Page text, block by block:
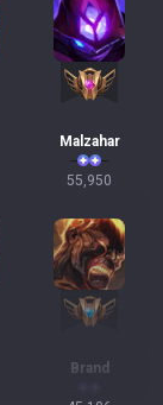
Malzahar
55,950
Brand